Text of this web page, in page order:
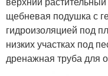
щебневая подушка с
гидроизоляцией под
низких участках под
дренажная труба для